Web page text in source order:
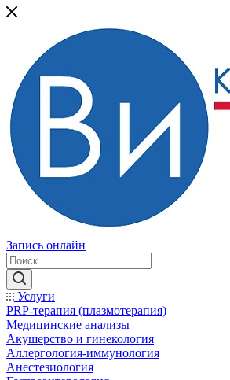
Запись онлайн
Услуги
PRP-терапия (плазмотерапия)
Медицинские анализы
Акушерство и гинекология
Аллергология-иммунология
Анестезиология